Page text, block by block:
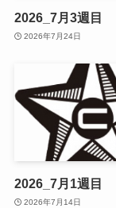
2026_7月3週目
2026年7月24日
2026_7月1週目
2026年7月14日